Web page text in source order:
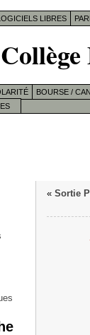
LIBRES
BOURSE /
« Sortie